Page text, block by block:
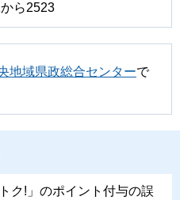
ら2523
地域県政総合センターで
ク!」のポイント付与の誤